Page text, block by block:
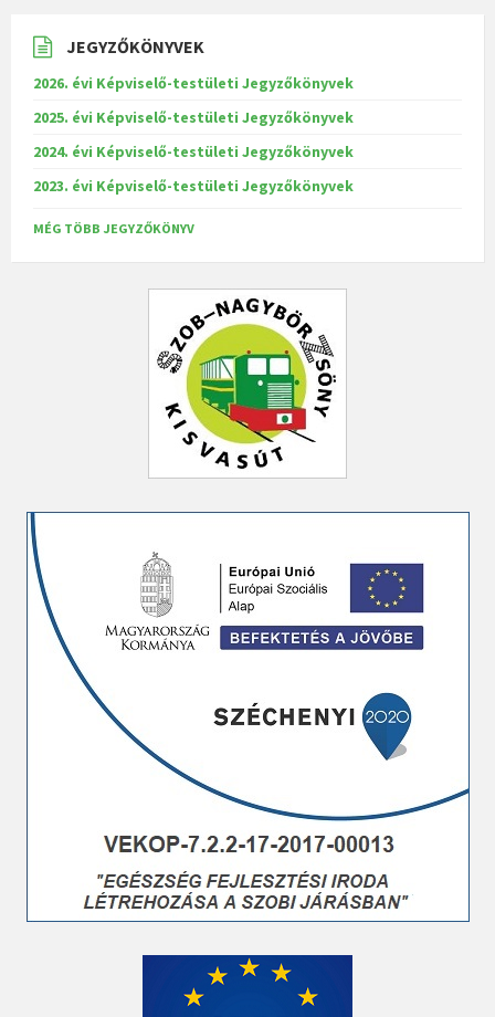
JEGYZŐKÖNYVEK
2026. évi Képviselő-testületi Jegyzőkönyvek
2025. évi Képviselő-testületi Jegyzőkönyvek
2024. évi Képviselő-testületi Jegyzőkönyvek
2023. évi Képviselő-testületi Jegyzőkönyvek
MÉG TÖBB JEGYZŐKÖNYV